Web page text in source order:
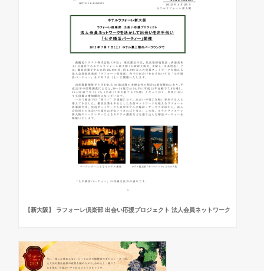
【新大阪】 ラフォーレ倶楽部 出会い応援プロジェクト 法人会員ネットワーク